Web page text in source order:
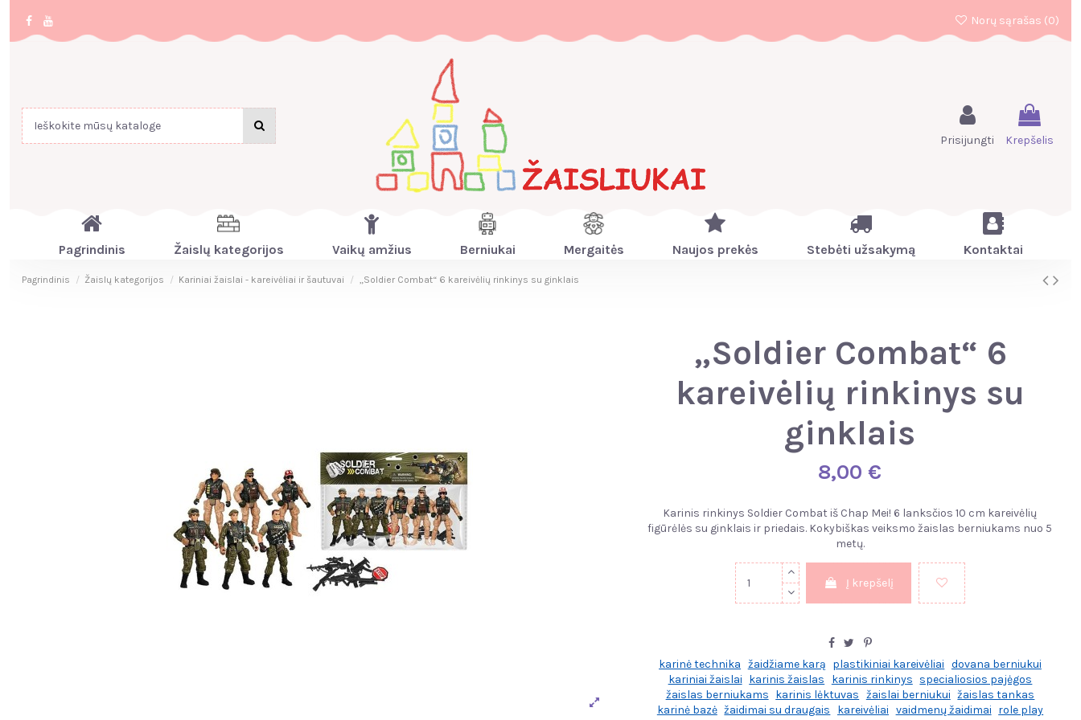
Norų sąrašas (0)
Prisijungti Krepšelis
Pagrindinis Žaislų kategorijos Vaikų amžius Berniukai Mergaitės Naujos prekės Stebėti užsakymą Kontaktai
Pagrindinis Žaislų kategorijos Kariniai žaislai - kareivėliai ir šautuvai „Soldier Combat“ 6 kareivėlių rinkinys su ginklais
„Soldier Combat“ 6
kareivėlių rinkinys su
ginklais
8,00 €
Karinis rinkinys Soldier Combat iš Chap Mei! 6 lanksčios 10 cm kareivėlių
figūrėlės su ginklais ir priedais. Kokybiškas veiksmo žaislas berniukams nuo 5
metų.
Į krepšelį
karinė technika žaidžiame karą plastikiniai kareivėliai dovana berniukui
kariniai žaislai karinis žaislas karinis rinkinys specialiosios pajėgos
žaislas berniukams karinis lėktuvas žaislai berniukui žaislas tankas
karinė bazė žaidimai su draugais kareivėliai vaidmenų žaidimai role play